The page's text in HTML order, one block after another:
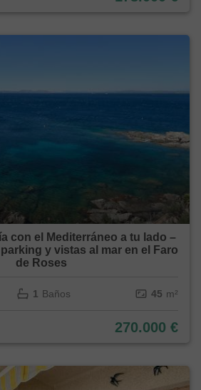
con el Mediterráneo a tu lado –
y vistas al mar en el Faro
de Roses
1 Baños 45 m²
270.000 €